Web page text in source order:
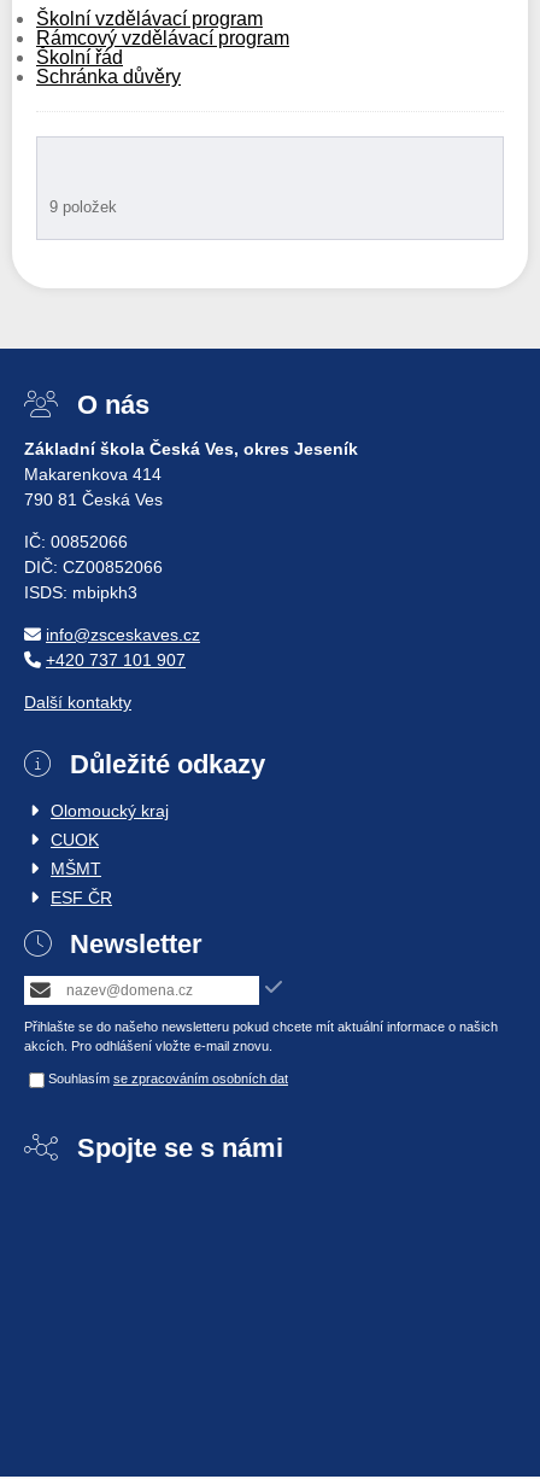
Školní vzdělávací program
Rámcový vzdělávací program
Školní řád
Schránka důvěry
9 položek
O nás
Základní škola Česká Ves, okres Jeseník
Makarenkova 414
790 81 Česká Ves
IČ: 00852066
DIČ: CZ00852066
ISDS: mbipkh3
info@zsceskaves.cz
+420 737 101 907
Další kontakty
Důležité odkazy
Olomoucký kraj
CUOK
MŠMT
ESF ČR
Newsletter
Přihlašte se do našeho newsletteru pokud chcete mít aktuální informace o našich
akcích. Pro odhlášení vložte e-mail znovu.
Souhlasím se zpracováním osobních dat
Spojte se s námi